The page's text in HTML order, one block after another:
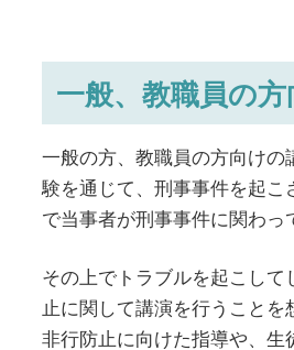
一般、教職員の
一般の方、教職員の方向け
験を通じて、刑事事件を起
で当事者が刑事事件に関わっ
その上でトラブルを起こし
止に関して講演を行うこと
非行防止に向けた指導や、